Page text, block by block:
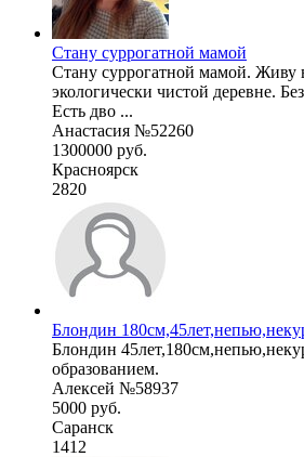
Стану суррогатной мамой
Стану суррогатной мамой. Живу
экологически чистой деревне.
Есть дво ...
Анастасия №52260
1300000 руб.
Красноярск
2820
Блондин
Блондин
образованием.
Алексей №58937
5000 руб.
Саранск
1412